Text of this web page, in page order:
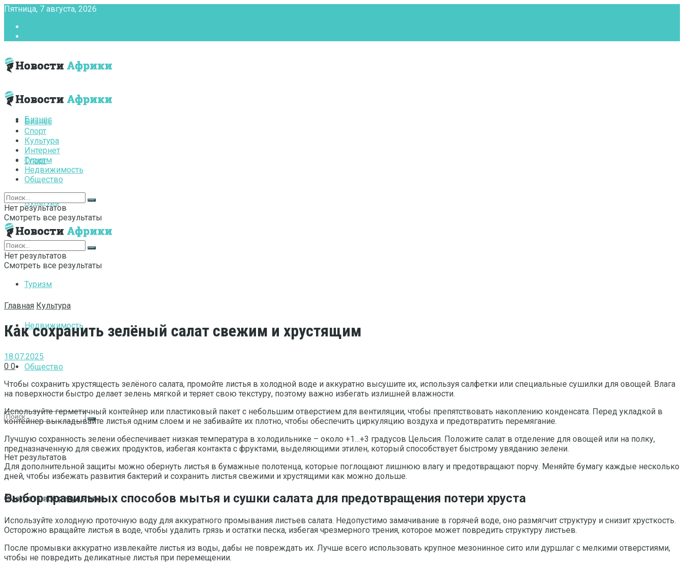
Пятница, 7 августа, 2026
Бизнес
Спорт
Культура
Интернет
Туризм
Недвижимость
Общество
Нет результатов
Смотреть все результаты
Бизнес
Спорт
Культура
Интернет
Туризм
Недвижимость
Общество
Нет результатов
Смотреть все результаты
Нет результатов
Смотреть все результаты
Главная Культура
Как сохранить зелёный салат свежим и хрустящим
18.07.2025
0 0
Чтобы сохранить хрустящесть зелёного салата, промойте листья в холодной воде и аккуратно высушите их, используя салфетки или специальные сушилки для овощей. Влага
на поверхности быстро делает зелень мягкой и теряет свою текстуру, поэтому важно избегать излишней влажности.
Используйте герметичный контейнер или пластиковый пакет с небольшим отверстием для вентиляции, чтобы препятствовать накоплению конденсата. Перед укладкой в
контейнер выкладывайте листья одним слоем и не забивайте их плотно, чтобы обеспечить циркуляцию воздуха и предотвратить перемягание.
Лучшую сохранность зелени обеспечивает низкая температура в холодильнике – около +1…+3 градусов Цельсия. Положите салат в отделение для овощей или на полку,
предназначенную для свежих продуктов, избегая контакта с фруктами, выделяющими этилен, который способствует быстрому увяданию зелени.
Для дополнительной защиты можно обернуть листья в бумажные полотенца, которые поглощают лишнюю влагу и предотвращают порчу. Меняйте бумагу каждые несколько
дней, чтобы избежать развития бактерий и сохранить листья свежими и хрустящими как можно дольше.
Выбор правильных способов мытья и сушки салата для предотвращения потери хруста
Используйте холодную проточную воду для аккуратного промывания листьев салата. Недопустимо замачивание в горячей воде, оно размягчит структуру и снизит хрусткость.
Осторожно вращайте листья в воде, чтобы удалить грязь и остатки песка, избегая чрезмерного трения, которое может повредить структуру листьев.
После промывки аккуратно извлекайте листья из воды, дабы не повреждать их. Лучше всего использовать крупное мезонинное сито или дуршлаг с мелкими отверстиями,
чтобы не повредить деликатные листья при перемещении.